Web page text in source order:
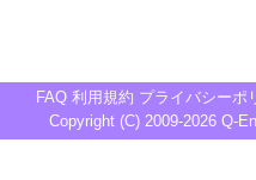
FAQ 利用規約 プライバシーポ
Copyright (C) 2009-2026 Q-